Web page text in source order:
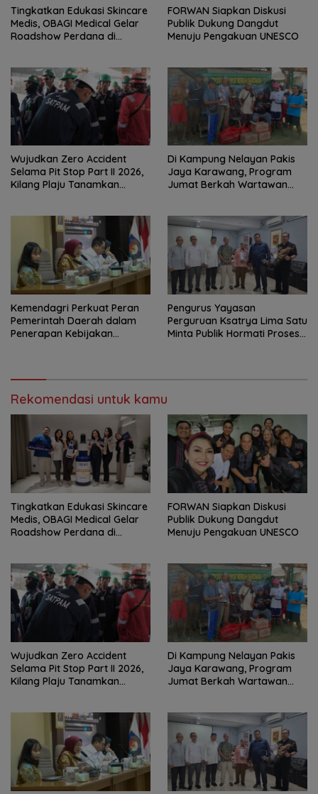
Tingkatkan Edukasi Skincare
Medis, OBAGI Medical Gelar
Roadshow Perdana di
FORWAN Siapkan Diskusi
Publik Dukung Dangdut
Menuju Pengakuan UNESCO
Wujudkan Zero Accident
Selama Pit Stop Part II 2026,
Kilang Plaju Tanamkan
Di Kampung Nelayan Pakis
Jaya Karawang, Program
Jumat Berkah Wartawan
Kemendagri Perkuat Peran
Pemerintah Daerah dalam
Penerapan Kebijakan
Pengurus Yayasan
Perguruan Ksatrya Lima Satu
Minta Publik Hormati Proses
Rekomendasi untuk kamu
Tingkatkan Edukasi Skincare
Medis, OBAGI Medical Gelar
Roadshow Perdana di
FORWAN Siapkan Diskusi
Publik Dukung Dangdut
Menuju Pengakuan UNESCO
Wujudkan Zero Accident
Selama Pit Stop Part II 2026,
Kilang Plaju Tanamkan
Di Kampung Nelayan Pakis
Jaya Karawang, Program
Jumat Berkah Wartawan